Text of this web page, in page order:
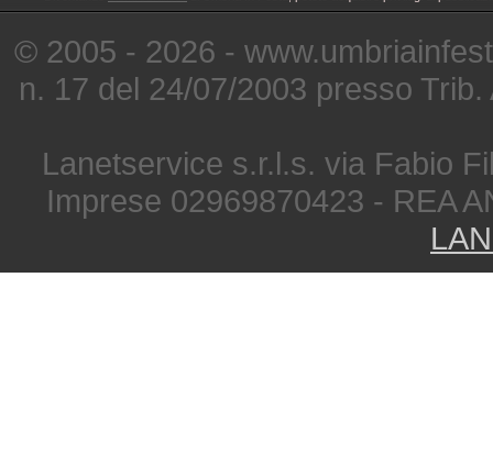
© 2005 - 2026 -
n. 17 del 24/07/2003 presso
Lanetservice s.r.l.s. via Fabio
Imprese 02969870423 - REA